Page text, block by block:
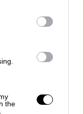
in below Google
the
επιτρεπόταν
να γίνω
στα
το γεγονός
Αν
η Σοφία